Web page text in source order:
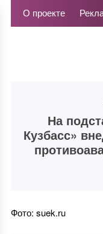
О проекте
На
Кузбасс»
Фото: suek.ru